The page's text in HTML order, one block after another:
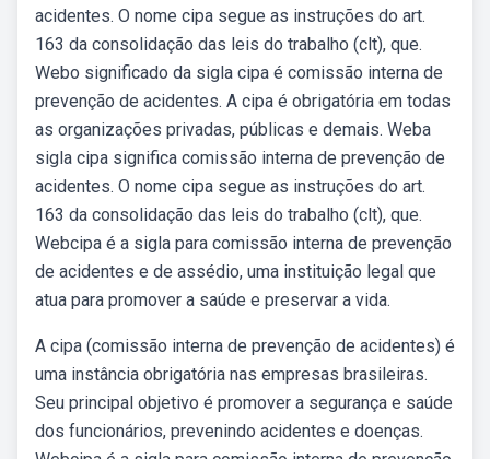
acidentes. O nome cipa segue as instruções do art.
163 da consolidação das leis do trabalho (clt), que.
Webo significado da sigla cipa é comissão interna de
prevenção de acidentes. A cipa é obrigatória em todas
as organizações privadas, públicas e demais. Weba
sigla cipa significa comissão interna de prevenção de
acidentes. O nome cipa segue as instruções do art.
163 da consolidação das leis do trabalho (clt), que.
Webcipa é a sigla para comissão interna de prevenção
de acidentes e de assédio, uma instituição legal que
atua para promover a saúde e preservar a vida.
A cipa (comissão interna de prevenção de acidentes) é
uma instância obrigatória nas empresas brasileiras.
Seu principal objetivo é promover a segurança e saúde
dos funcionários, prevenindo acidentes e doenças.